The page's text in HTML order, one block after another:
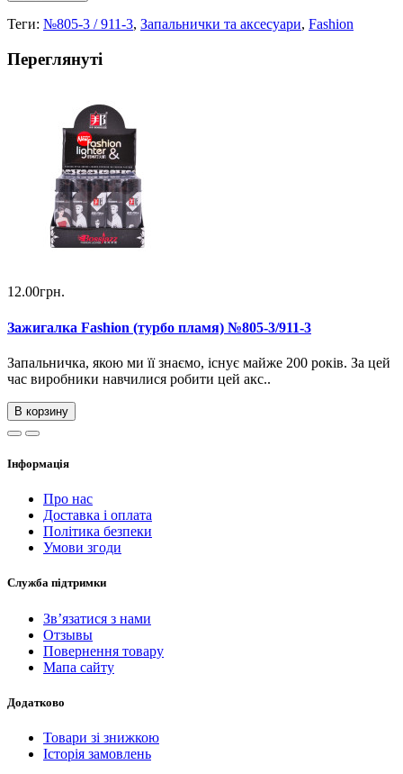
Теги: №805-3 / 911-3, Запальнички та аксесуари, Fashion
Переглянуті
12.00грн.
Зажигалка Fashion (турбо пламя) №805-3/911-3
Запальничка, якою ми її знаємо, існує майже 200 років. За цей
час виробники навчилися робити цей акс..
В корзину
Інформація
Про нас
Доставка і оплата
Політика безпеки
Умови згоди
Служба підтримки
Зв’язатися з нами
Отзывы
Повернення товару
Мапа сайту
Додатково
Товари зі знижкою
Історія замовлень